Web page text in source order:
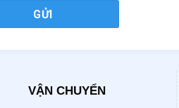
GỬI
VẬN CHUYỂN